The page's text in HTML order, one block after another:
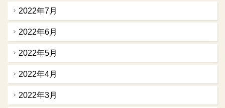
2022年7月
2022年6月
2022年5月
2022年4月
2022年3月